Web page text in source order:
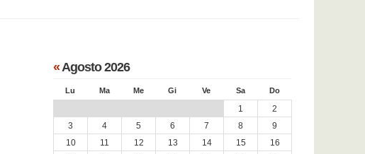
«Agosto 2026
Lu Ma Me Gi Ve Sa Do
1
2
3
4 5 6 7 8
9
10
11 12 13 14 15
16